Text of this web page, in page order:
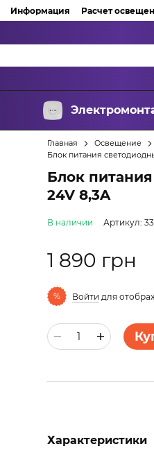
Информация Расчет
Главная Освещение
Блок питания
Блок
24V 8,3A
В наличии Артикул:
1 890 грн
% Войти для
Характеристики